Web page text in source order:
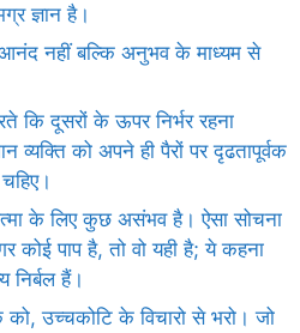
ज्ञान है।
नहीं बल्कि अनुभव के माध्यम से
कि दूसरों के ऊपर निर्भर रहना
व्यक्ति को अपने ही पैरों पर दृढतापूर्वक
के लिए कुछ असंभव है। ऐसा सोचना
कोई पाप है, तो वो यही है; ये कहना
निर्बल हैं।
उच्चकोटि के विचारो से भरो। जो